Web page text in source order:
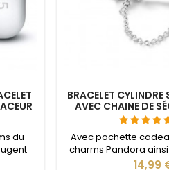
du
BRACELET CYLINDRE
AVEC CHAINE DE
Avec pochette
charms Pandora
de notre site idéal
Prix
14,99